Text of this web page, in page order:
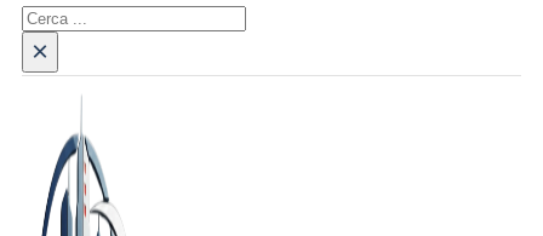
Cerca
×